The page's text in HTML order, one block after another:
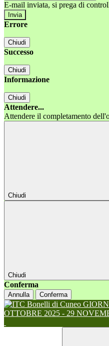
E-mail inviata, si prega di
Errore
Chiudi
Successo
Chiudi
Informazione
Chiudi
Attendere...
Attendere il completamento
Chiudi
Chiudi
Conferma
Annulla Conferma
OTTOBRE 2025 - 29